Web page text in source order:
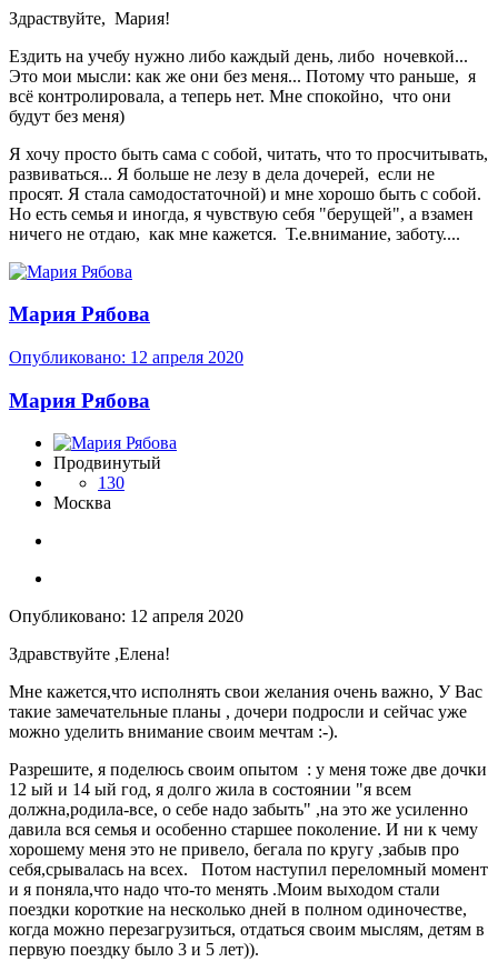
Здраствуйте, Мария!
Ездить на учебу нужно либо каждый день, либо ночевкой...
Это мои мысли: как же они без меня... Потому что раньше, я
всё контролировала, а теперь нет. Мне спокойно, что они
будут без меня)
Я хочу просто быть сама с собой, читать, что то просчитывать,
развиваться... Я больше не лезу в дела дочерей, если не
просят. Я стала самодостаточной) и мне хорошо быть с собой.
Но есть семья и иногда, я чувствую себя "берущей", а взамен
ничего не отдаю, как мне кажется. Т.е.внимание, заботу....
Мария Рябова
Опубликовано: 12 апреля 2020
Мария Рябова
Продвинутый
130
Москва
Опубликовано: 12 апреля 2020
Здравствуйте ,Елена!
Мне кажется,что исполнять свои желания очень важно, У Вас
такие замечательные планы , дочери подросли и сейчас уже
можно уделить внимание своим мечтам :-).
Разрешите, я поделюсь своим опытом : у меня тоже две дочки
12 ый и 14 ый год, я долго жила в состоянии "я всем
должна,родила-все, о себе надо забыть" ,на это же усиленно
давила вся семья и особенно старшее поколение. И ни к чему
хорошему меня это не привело, бегала по кругу ,забыв про
себя,срывалась на всех. Потом наступил переломный момент
и я поняла,что надо что-то менять .Моим выходом стали
поездки короткие на несколько дней в полном одиночестве,
когда можно перезагрузиться, отдаться своим мыслям, детям в
первую поездку было 3 и 5 лет)).